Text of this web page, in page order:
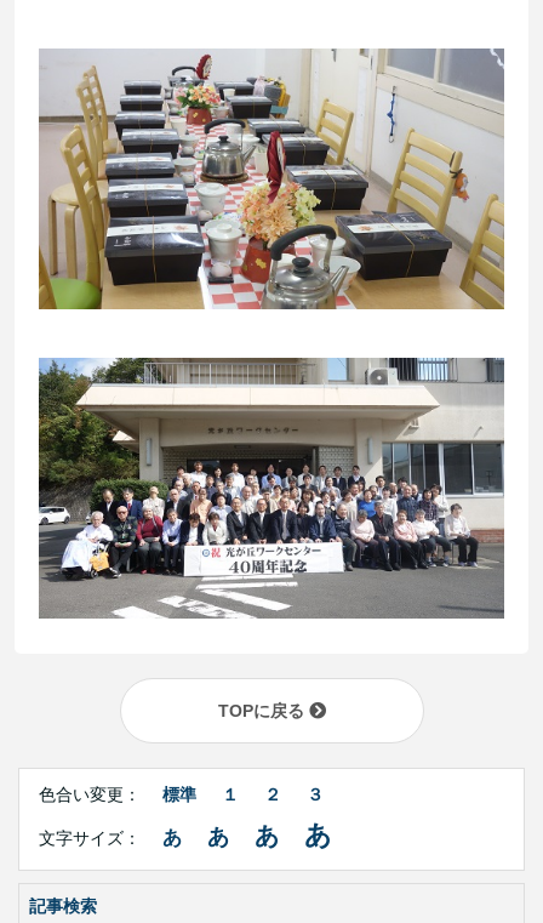
TOPに戻る
Right
Contents
合
色合い変更： 標準 １ ２ ３
文字サイズ： あ あ あ あ
記事検索